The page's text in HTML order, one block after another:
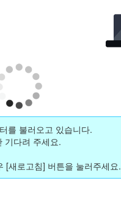
를 불러오고 있습니다.
기다려 주세요.
[새로고침] 버튼을 눌러주세요.